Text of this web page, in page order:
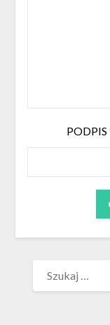
PODPIS